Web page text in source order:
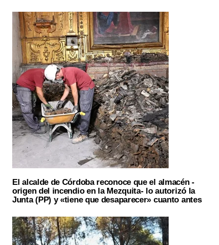
El alcalde de Córdoba reconoce que el almacén -
origen del incendio en la Mezquita- lo autorizó la
Junta (PP) y «tiene que desaparecer» cuanto antes